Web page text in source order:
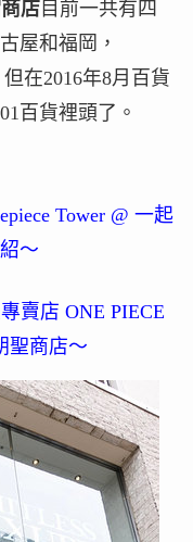
店目前一共有四
屋和福岡，
在2016年8月百貨
百貨裡頭了。
Tower @ 一起
～
賣店 ONE PIECE
聖商店～